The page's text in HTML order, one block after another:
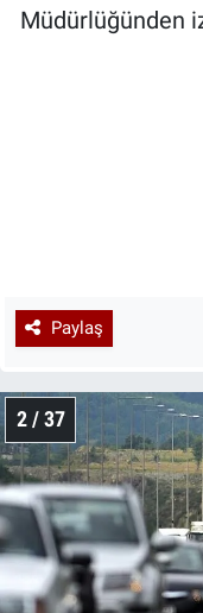
Müdürlüğünden
Paylaş
2 / 37